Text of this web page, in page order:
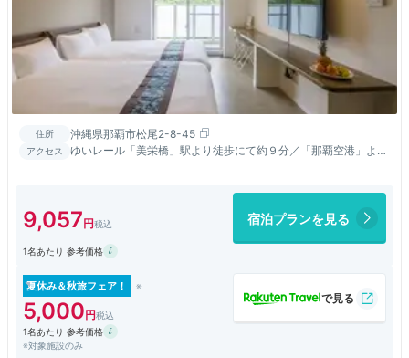
住所 沖縄県那覇市松尾2-8-45
アクセス
ゆいレール「美栄橋」駅より徒歩にて約９分／「那覇空港」より
9,057 宿泊プランを見る
1名あたり 参考価格
夏休み＆秋旅フェア！
5,000
1名あたり 参考価格
※対象施設のみ